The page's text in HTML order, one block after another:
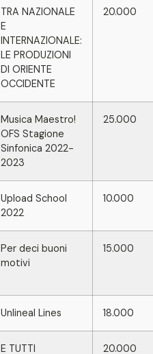
TRA NAZIONALE
E
INTERNAZIONALE:
LE PRODUZIONI
DI ORIENTE
OCCIDENTE
20.000
Musica Maestro!
OFS Stagione
Sinfonica 2022-
2023
25.000
Upload School
2022
10.000
Per deci buoni
motivi
15.000
Unlineal Lines 18.000
E TUTTI 20.000